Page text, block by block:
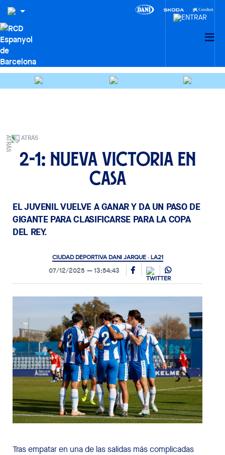
ATRÁS
2-1: Nueva victoria en
casa
EL JUVENIL VUELVE A GANAR Y DA UN PASO DE
GIGANTE PARA CLASIFICARSE PARA LA COPA
DEL REY.
CIUDAD DEPORTIVA DANI JARQUE · LA21
07/12/2025 13:54:43
Tras empatar en una de las salidas más complicadas